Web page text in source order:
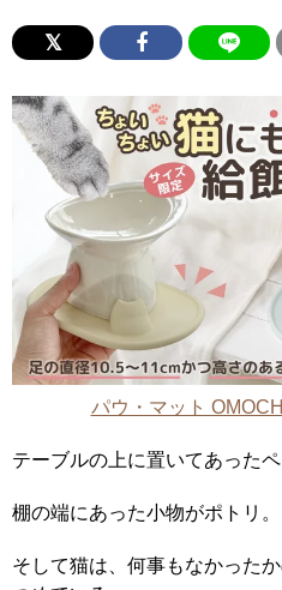
パウ・マット
テーブルの上に置いてあったペ
棚の端にあった小物がポトリ。
そして猫は、何事もなかった